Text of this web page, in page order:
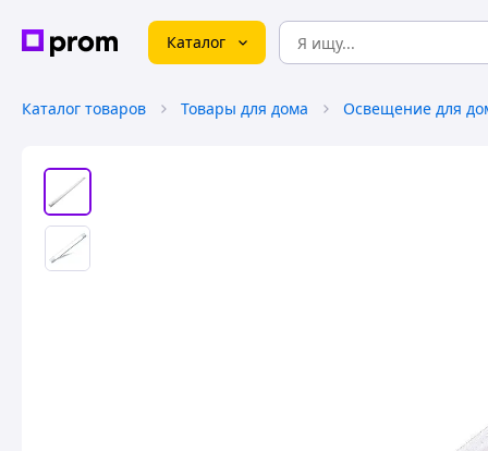
Каталог
Каталог товаров Товары для дома Освещение для